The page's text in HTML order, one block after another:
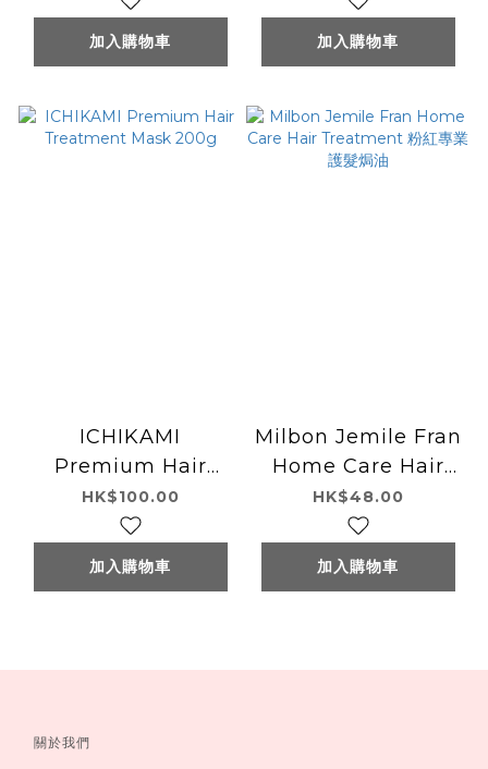
加入購物車 加入購物車
ICHIKAMI
Premium Hair
Treatment Mask
200g
HK$100.00
加入購物車
Milbon Jemile Fran
Home Care Hair
Treatment 粉紅專業
護髮焗油
HK$48.00
加入購物車
關於我們